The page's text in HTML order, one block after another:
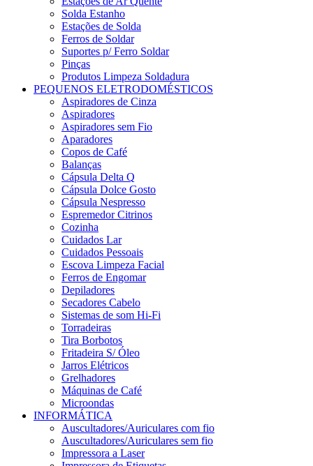
Solda Estanho
Estações de Solda
Ferros de Soldar
Suportes p/ Ferro Soldar
Pinças
Produtos Limpeza Soldadura
PEQUENOS ELETRODOMÉSTICOS
Aspiradores de Cinza
Aspiradores
Aspiradores sem Fio
Aparadores
Copos de Café
Balanças
Cápsula Delta Q
Cápsula Dolce Gosto
Cápsula Nespresso
Espremedor Citrinos
Cozinha
Cuidados Lar
Cuidados Pessoais
Escova Limpeza Facial
Ferros de Engomar
Depiladores
Secadores Cabelo
Sistemas de som Hi-Fi
Torradeiras
Tira Borbotos
Fritadeira S/ Óleo
Jarros Elétricos
Grelhadores
Máquinas de Café
Microondas
INFORMÁTICA
Auscultadores/Auriculares com fio
Auscultadores/Auriculares sem fio
Impressora a Laser